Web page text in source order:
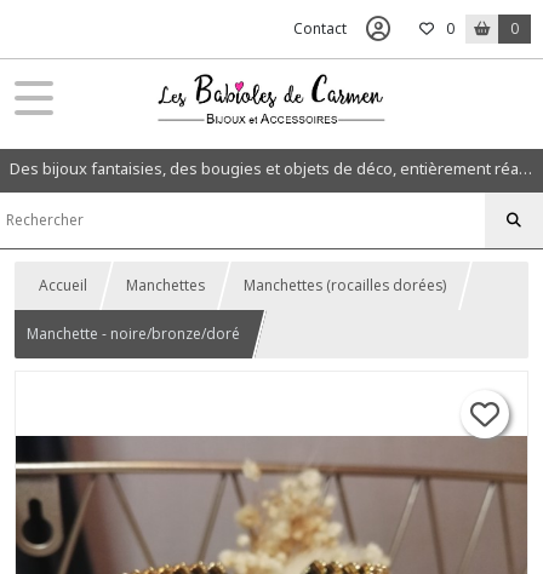
Contact 0 0
Des bijoux fantaisies, des bougies et objets de déco, entièrement réalisés à la main dans mon atelier en Normandie.
Accueil Manchettes Manchettes (rocailles dorées)
Manchette - noire/bronze/doré